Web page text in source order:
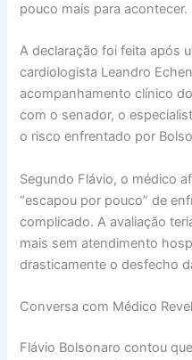
pouco mais para acontecer.
A declaração foi feita após
cardiologista Leandro
acompanhamento clínico
com o senador, o
o risco enfrentado por
Segundo Flávio, o médico
“escapou por pouco” de
complicado. A avaliação
mais sem atendimento
drasticamente o desfecho
Conversa com Médico
Flávio Bolsonaro contou